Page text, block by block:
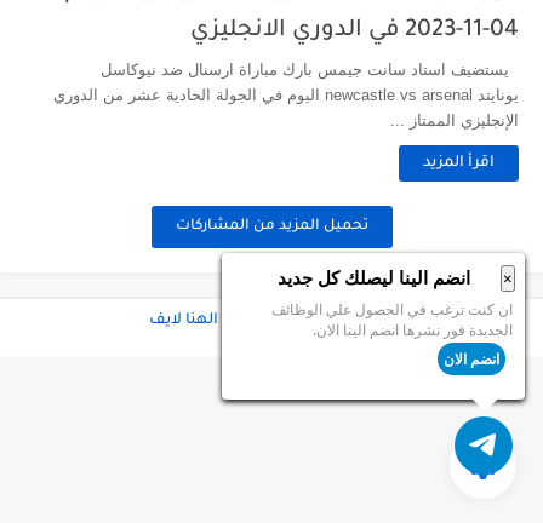
× انضم الينا ليصلك كل جديد
ان كنت ترغب في الحصول علي الوظائف
الجديدة فور نشرها انضم الينا الان.
انضم الان
04-11-2023 في الدوري الانجليزي
يستضيف استاد سانت جيمس بارك مباراة ارسنال ضد نيوكاسل
يونايتد newcastle vs arsenal اليوم في الجولة الحادية عشر من الدوري
الإنجليزي الممتاز ...
اقرأ المزيد
تحميل المزيد من المشاركات
جميع الحقوق محفوظة © الهنا لايف